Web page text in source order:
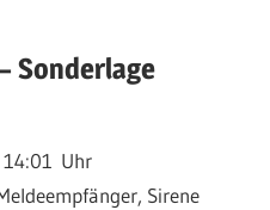
Sonderlage
14:01 Uhr
Sirene